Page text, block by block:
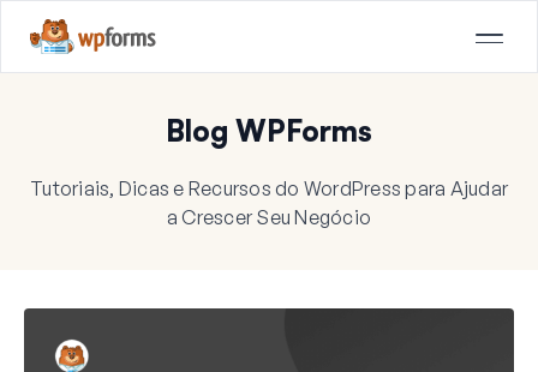
Blog WPForms
Tutoriais, Dicas e Recursos do WordPress para Ajudar
a Crescer Seu Negócio